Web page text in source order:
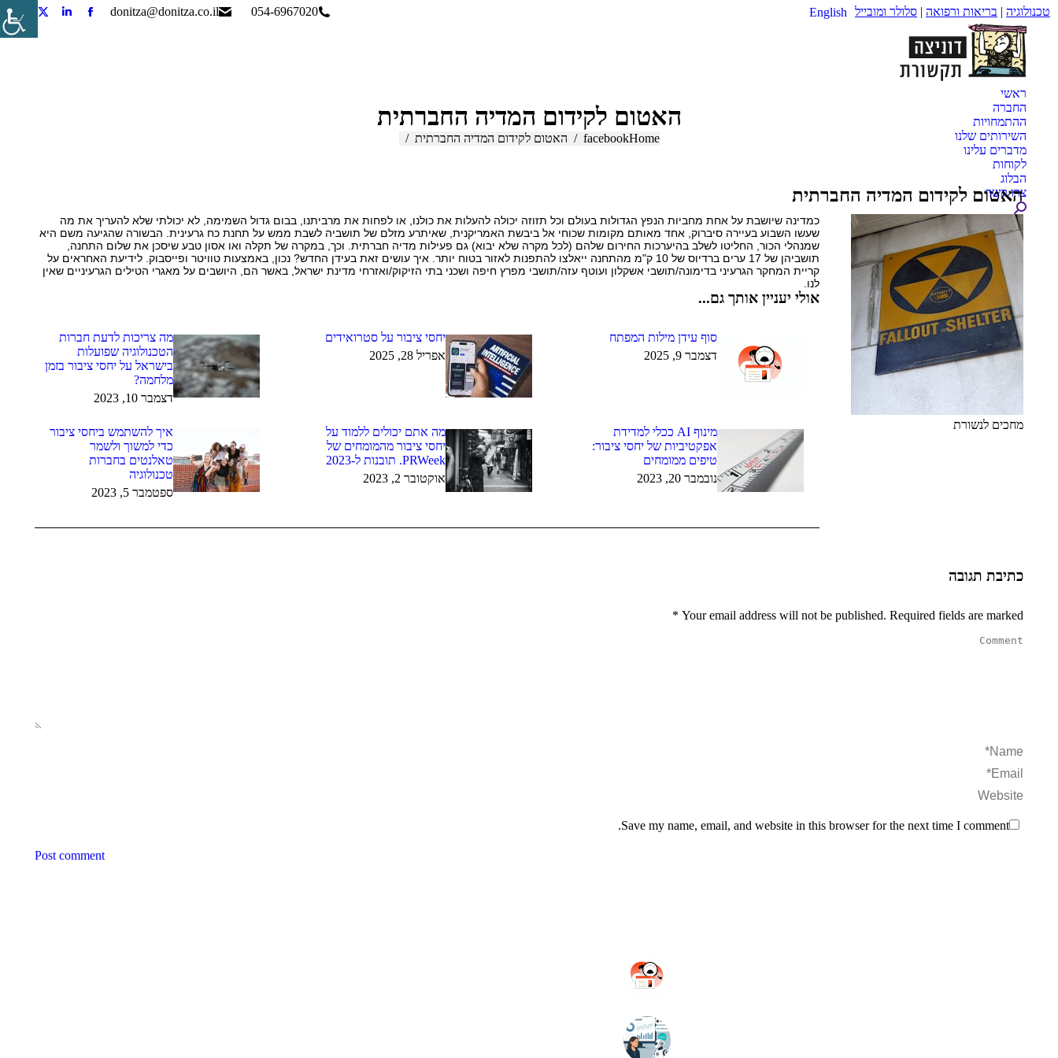
טכנולוגיה | בריאות ורפואה | סלולר ומובייל English
054-6967020
donitza@donitza.co.il
Facebook
Linkedin
X
page
ראשי
החברה
ההתמחויות
השירותים שלנו
מדברים עלינו
לקוחות
הבלוג
צרו קשר
Search:
האטום לקידום המדיה החברתית
You are here:
Home
facebook האטום לקידום המדיה החברתית
האטום לקידום המדיה החברתית
מחכים לנשורת
כמדינה שיושבת על אחת מחביות הנפץ הגדולות בעולם וכל תזוזה יכולה להעלות את כולנו, או לפחות את מרביתנו, בבום גדול השמימה, לא יכולתי שלא להעריך את מה
שעשו השבוע בעיירה סיברוק, אחד מאותם מקומות שכוחי אל ביבשת האמריקנית, שאיתרע מזלם של תושביה לשבת ממש על תחנת כח גרעינית. הבשורה שהגיעה משם היא
שמנהלי הכור, החליטו לשלב בהיערכות החירום שלהם (לכל מקרה שלא יבוא) גם פעילות מדיה חברתית. וכך, במקרה של תקלה ואו אסון טבע שיסכן את שלום התחנה,
תושביהן של 17 ערים ברדיוס של 10 ק"מ מהתחנה ייאלצו להתפנות לאזור בטוח יותר. איך עושים זאת בעידן החדש? נכון, באמצעות טוויטר ופייסבוק. לידיעת האחראים על
קריית המחקר הגרעיני בדימונה/תושבי אשקלון ועוטף עזה/תושבי מפרץ חיפה ושכני בתי הזיקוק/ואזרחי מדינת ישראל, באשר הם, היושבים על מאגרי הטילים הגרעיניים שאין
לנו.
אולי יעניין אותך גם...
סוף עידן מילות המפתח
דצמבר 9, 2025
יחסי ציבור על סטרואידים
אפריל 28, 2025
מה צריכות לדעת חברות
הטכנולוגיה שפועלות
בישראל על יחסי ציבור בזמן
מלחמה?
דצמבר 10, 2023
מינוף AI ככלי למדידת
אפקטיביות של יחסי ציבור:
טיפים ממומחים
נובמבר 20, 2023
מה אתם יכולים ללמוד על
יחסי ציבור מהמומחים של
PRWeek. תובנות ל-2023
אוקטובר 2, 2023
איך להשתמש ביחסי ציבור
כדי למשוך ולשמר
טאלנטים בחברות
טכנולוגיה
ספטמבר 5, 2023
כתיבת תגובה
Your email address will not be published. Required fields are marked
*
Comment
Name *
Email *
Website
Save my name, email, and website in this browser for the next time I comment.
Post comment